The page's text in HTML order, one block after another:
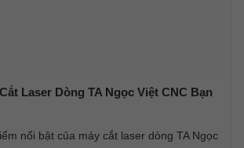
Laser Dòng TA Ngọc Việt CNC Bạn
nổi bật của máy cắt laser dòng TA Ngọc